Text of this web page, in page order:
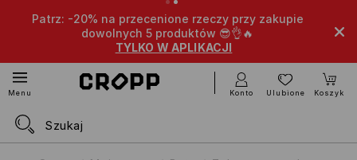
Patrz: -20% na przecenione rzeczy przy zakupie
dowolnych 5 produktów 😎👌🔥
TYLKO W APLIKACJI
Menu Konto Ulubione Koszyk